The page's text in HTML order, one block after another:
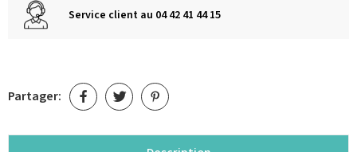
Service client au 04 42 41 44 15
Partager: